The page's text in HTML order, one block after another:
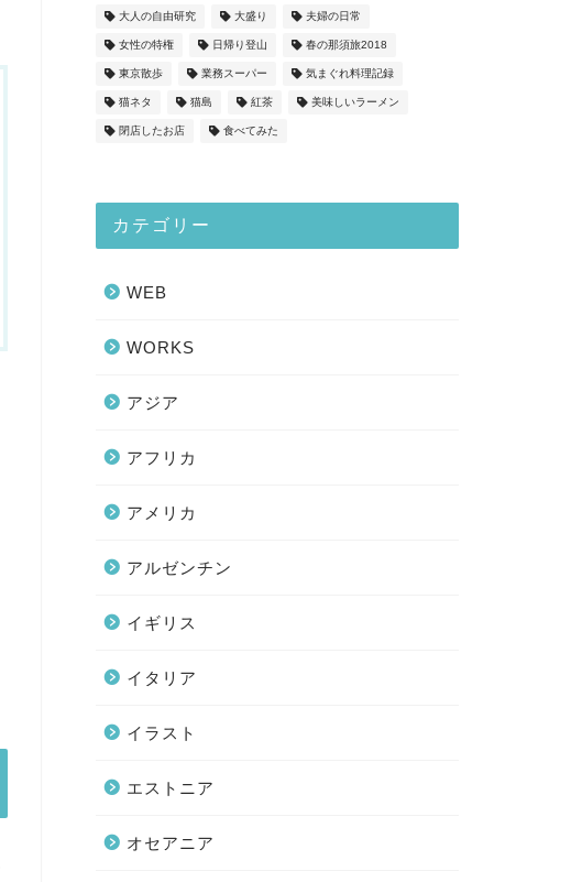
大人の自由研究 大盛り 夫婦の日常
女性の特権 日帰り登山 春の那須旅2018
東京散歩 業務スーパー 気まぐれ料理記録
猫ネタ 猫島 紅茶 美味しいラーメン
閉店したお店 食べてみた
カテゴリー
WEB
WORKS
アジア
アフリカ
アメリカ
アルゼンチン
イギリス
イタリア
イラスト
エストニア
オセアニア